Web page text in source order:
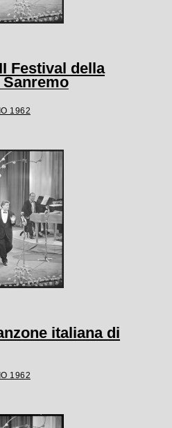
Festival della
1962
italiana di
1962